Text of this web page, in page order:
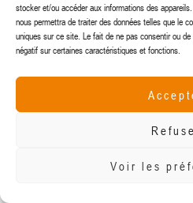
stocker et/ou accéder aux informations des
nous permettra de traiter des données telles que le
uniques sur ce site. Le fait de ne pas consentir ou
négatif sur certaines caractéristiques et fonctions.
Voir les
© 2024 Groupe